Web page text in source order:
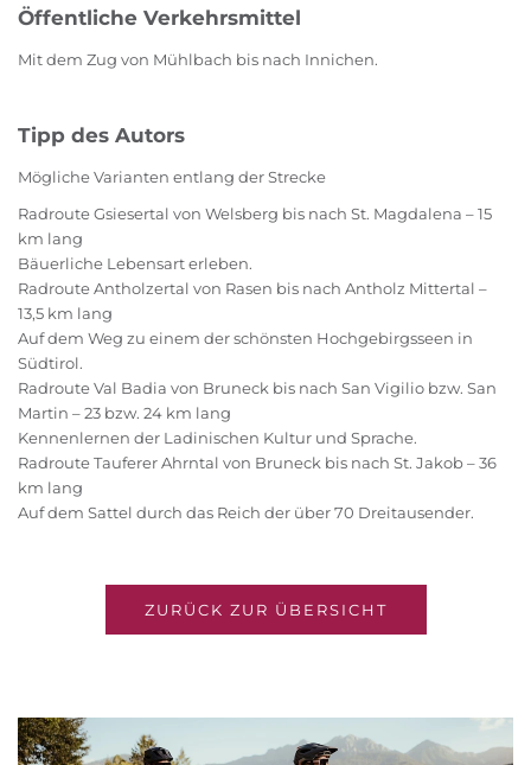
Öffentliche Verkehrsmittel
Mit dem Zug von Mühlbach bis nach Innichen.
Tipp des Autors
Mögliche Varianten entlang der Strecke
Radroute Gsiesertal von Welsberg bis nach St. Magdalena – 15
km lang
Bäuerliche Lebensart erleben.
Radroute Antholzertal von Rasen bis nach Antholz Mittertal –
13,5 km lang
Auf dem Weg zu einem der schönsten Hochgebirgsseen in
Südtirol.
Radroute Val Badia von Bruneck bis nach San Vigilio bzw. San
Martin – 23 bzw. 24 km lang
Kennenlernen der Ladinischen Kultur und Sprache.
Radroute Tauferer Ahrntal von Bruneck bis nach St. Jakob – 36
km lang
Auf dem Sattel durch das Reich der über 70 Dreitausender.
ZURÜCK ZUR ÜBERSICHT